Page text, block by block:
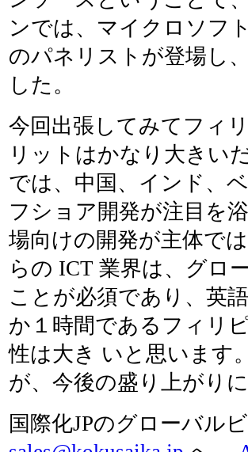
ンでは、マイクロソフ
のパネリストが登場し
した。
今回出張してみてフィ
リットはかなり大きい
では、中国、インド、
フショア開発が注目を
場向けの開発が主体で
らの ICT 業界は、グロ
ことが必須であり、英
か１時間であるフィリ
性は大き いと思います
が、今後の盛り上がり
国際化JPのグローバル